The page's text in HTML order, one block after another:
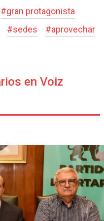
#gran protagonista
#sedes #aprovechar
en Voiz